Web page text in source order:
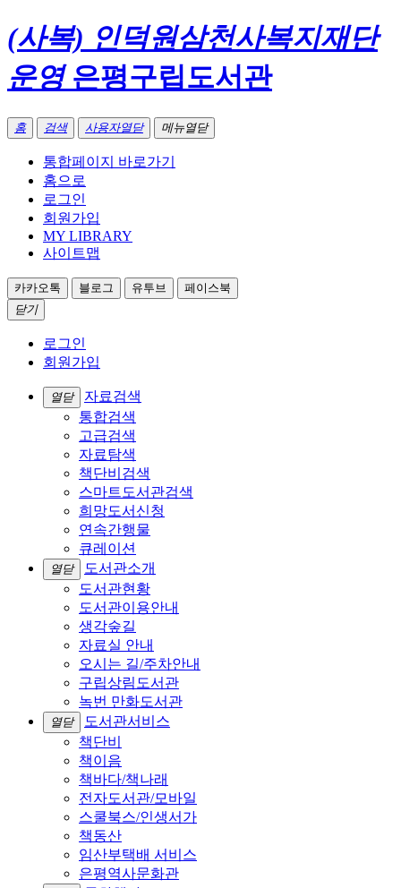
(사복) 인덕원삼천사복지재단
운영은평구립도서관
홈 검색 사용자열닫 메뉴열닫
통합페이지 바로가기
홈으로
로그인
회원가입
MY LIBRARY
사이트맵
카카오톡 블로그 유투브
페이스북
닫기
로그인
회원가입
열닫
자료검색
통합검색
고급검색
자료탐색
책단비검색
스마트도서관검색
희망도서신청
연속간행물
큐레이션
열닫
도서관소개
도서관현황
도서관이용안내
생각숲길
자료실 안내
오시는 길/주차안내
구립상림도서관
녹번 만화도서관
열닫
도서관서비스
책단비
책이음
책바다/책나래
전자도서관/모바일
스쿨북스/인생서가
책동산
임산부택배 서비스
은평역사문화관